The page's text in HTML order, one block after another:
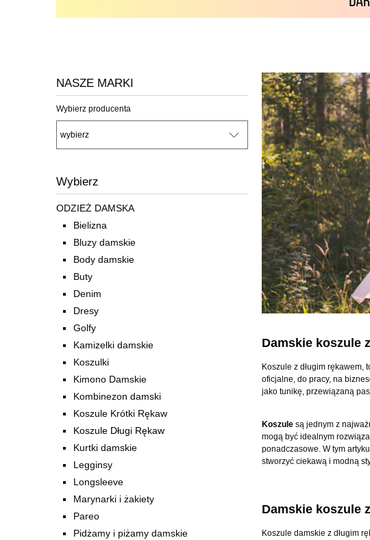
NASZE MARKI
Wybierz producenta
Wybierz
ODZIEŻ DAMSKA
Bielizna
Bluzy damskie
Body damskie
Buty
Denim
Dresy
Golfy
Kamizelki damskie
Koszulki
Kimono Damskie
Kombinezon damski
Koszule Krótki Rękaw
Koszule Długi Rękaw
Kurtki damskie
Legginsy
Longsleeve
Marynarki i żakiety
Pareo
Pidżamy i piżamy damskie
Damskie koszule
Koszule z długim
oficjalne, do pracy, na
jako tunikę, przewiązaną
Koszule są jednym z
mogą być idealnym
ponadczasowe. W tym
stworzyć ciekawą i modną
Damskie koszule
Koszule damskie z długim